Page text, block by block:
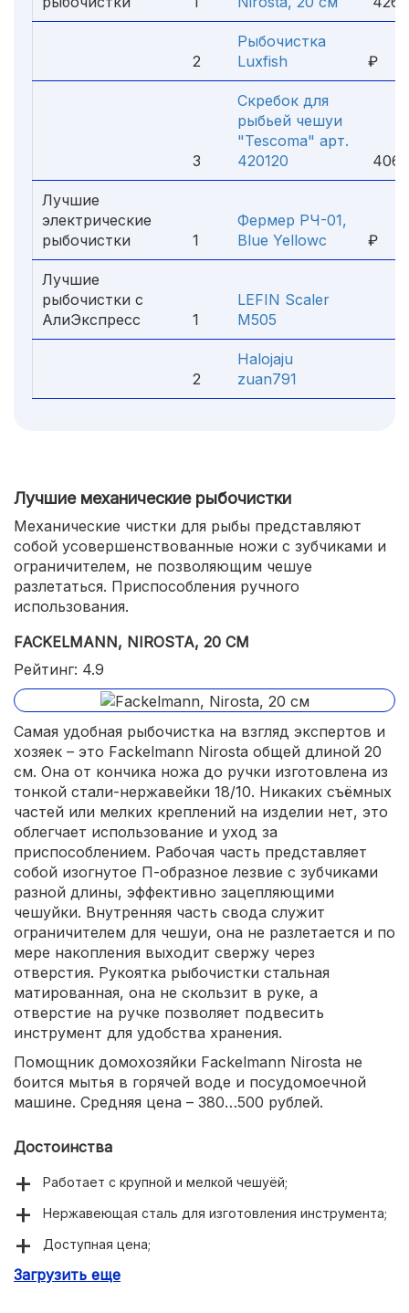
2
Рыбочистка
Luxfish
₽
3
Скребок для
рыбьей чешуи
"Tescoma" арт.
420120
406
Лучшие
электрические
рыбочистки
1
Фермер РЧ-01,
Blue Yellowс
₽
Лучшие
рыбочистки с
АлиЭкспресс
1
LEFIN Scaler
M505
2
Halojaju
zuan791
Лучшие механические рыбочистки
Механические чистки для рыбы представляют
собой усовершенствованные ножи с зубчиками и
ограничителем, не позволяющим чешуе
разлетаться. Приспособления ручного
использования.
FACKELMANN, NIROSTA, 20 СМ
Рейтинг: 4.9
Самая удобная рыбочистка на взгляд экспертов и
хозяек – это Fackelmann Nirosta общей длиной 20
см. Она от кончика ножа до ручки изготовлена из
тонкой стали-нержавейки 18/10. Никаких съёмных
частей или мелких креплений на изделии нет, это
облегчает использование и уход за
приспособлением. Рабочая часть представляет
собой изогнутое П-образное лезвие с зубчиками
разной длины, эффективно зацепляющими
чешуйки. Внутренняя часть свода служит
ограничителем для чешуи, она не разлетается и по
мере накопления выходит свержу через
отверстия. Рукоятка рыбочистки стальная
матированная, она не скользит в руке, а
отверстие на ручке позволяет подвесить
инструмент для удобства хранения.
Помощник домохозяйки Fackelmann Nirosta не
боится мытья в горячей воде и посудомоечной
машине. Средняя цена – 380…500 рублей.
Достоинства
Работает с крупной и мелкой чешуёй;
Нержавеющая сталь для изготовления инструмента;
Доступная цена;
Чешуя не разлетается и эвакуируется через
Загрузить еще